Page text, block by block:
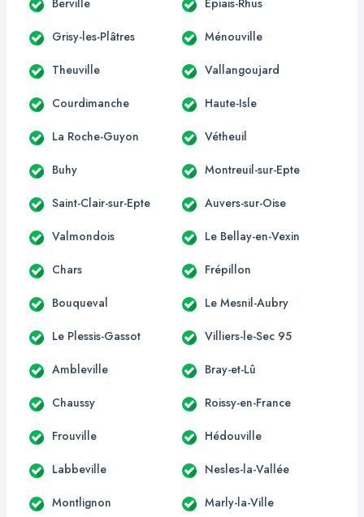
Grisy-les-Plâtres Ménouville
Theuville Vallangoujard
Courdimanche Haute-Isle
La Roche-Guyon Vétheuil
Buhy Montreuil-sur-Epte
Saint-Clair-sur-Epte Auvers-sur-Oise
Valmondois Le Bellay-en-Vexin
Chars Frépillon
Bouqueval Le Mesnil-Aubry
Le Plessis-Gassot Villiers-le-Sec 95
Ambleville Bray-et-Lû
Chaussy Roissy-en-France
Frouville Hédouville
Labbeville Nesles-la-Vallée
Montlignon Marly-la-Ville